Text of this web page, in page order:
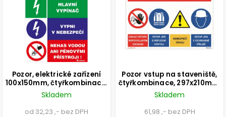
Pozor, elektrické zařízení
100x150mm, čtyřkombinace,
samolepka
Skladem
od 32,23 ,- bez DPH
Pozor vstup na staveniště,
čtyřkombinace, 297x210mm,
formát A4, plast
Skladem
61,98 ,- bez DPH